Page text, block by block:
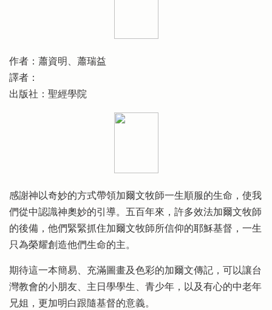
作者：蕭資明、蕭瑞益
譯者：
出版社：聖經學院
感謝神以奇妙的方式帶領加爾文牧師一生順服的生命，使我
們從中認識神奧妙的引導。五百年來，許多效法加爾文牧師
的後備，他們緊緊抓住加爾文牧師所信仰的耶穌基督，一生
只為榮耀創造他們生命的主。
期待這一本簡易、充滿圖畫及色彩的加爾文傳記，可以讓台
灣教會的小朋友、主日學學生、青少年，以及有心的中老年
兄姐，更加明白跟隨基督的意義。